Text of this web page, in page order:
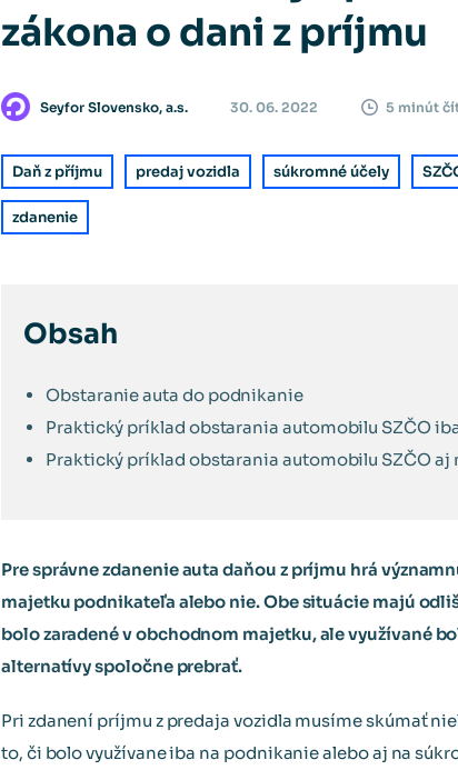
zákona o dani z príjmu
Seyfor Slovensko, a.s. 30. 06. 2022 5 minút
Daň z příjmu predaj vozidla súkromné účely
zdanenie
Obsah
Obstaranie auta do podnikanie
Praktický príklad obstarania automobilu SZČO
Praktický príklad obstarania automobilu SZČO aj
Pre správne zdanenie auta daňou z príjmu hrá
majetku podnikateľa alebo nie. Obe situácie majú
bolo zaradené v obchodnom majetku, ale využívané
alternatívy spoločne prebrať.
Pri zdanení príjmu z predaja vozidla musíme skúmať
to, či bolo využívane iba na podnikanie alebo aj na